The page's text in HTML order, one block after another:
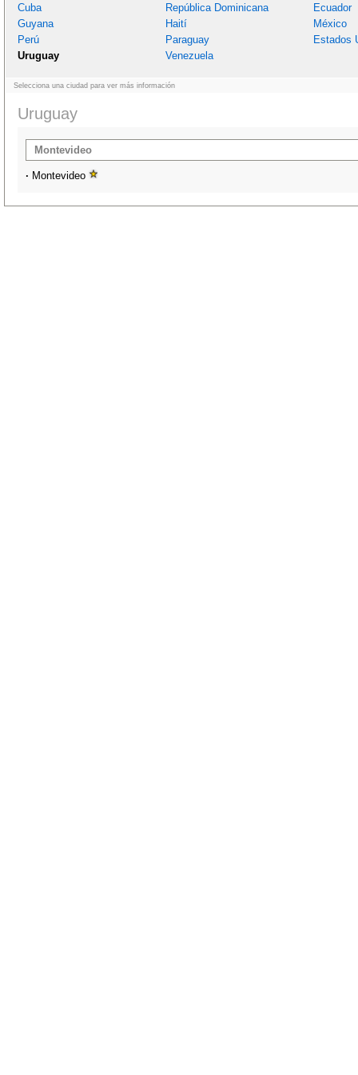
Cuba
República Dominicana
Ecuador
Guyana
Haití
México
Perú
Paraguay
Estados
Uruguay
Venezuela
Selecciona una ciudad para ver más información
Uruguay
Montevideo
· Montevideo